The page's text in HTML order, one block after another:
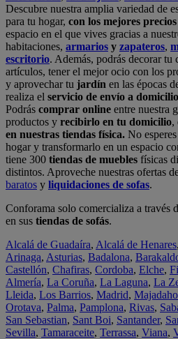
Descubre nuestra amplia variedad de
para tu hogar, con los mejores
espacio en el que vives gracias a
habitaciones, armarios y zapateros,
escritorio. Además, podrás decorar tu
artículos, tener el mejor ocio con los
y aprovechar tu jardín en las épocas
realiza el servicio de envío a
Podrás comprar online entre nuestra
productos y recibirlo en tu domicilio,
en nuestras tiendas física. No
hogar y transformarlo en un espacio
tiene 300 tiendas de muebles físicas
distintos. Aproveche nuestras ofertas
baratos y liquidaciones de sofas.
Conforama solo comercializa a través
en sus tiendas de sofás.
Alcalá de Guadaíra, Alcalá de Henares,
Arinaga, Asturias, Badalona,
Castellón, Chafiras, Cordoba, Elche,
Almería, La Coruña, La Laguna, La
Lleida, Los Barrios, Madrid,
Orotava, Palma, Pamplona, Rivas,
San Sebastian, Sant Boi, Santander,
Sevilla, Tamaraceite, Terrassa, Viana,